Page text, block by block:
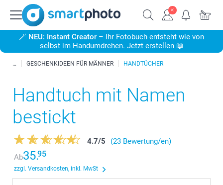
🪄 NEU: Instant Creator – Ihr Fotobuch entsteht wie von
selbst im Handumdrehen. Jetzt erstellen 📖
GESCHENKIDEEN FÜR MÄNNER HANDTÜCHER
Handtuch mit Namen
bestickt
4.7/5
(23 Bewertung/en)
Ab35.95
zzgl. Versandkosten, inkl. MwSt